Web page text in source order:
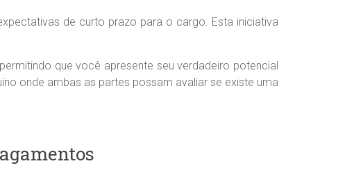
de curto prazo para o cargo. Esta iniciativa
que você apresente seu verdadeiro potencial
onde ambas as partes possam avaliar se existe uma